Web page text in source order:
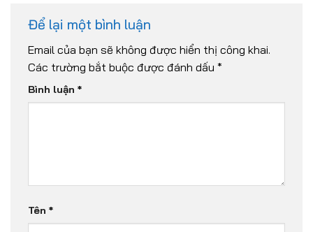
Để lại một bình luận
Email của bạn sẽ không được hiển thị công khai.
Các trường bắt buộc được đánh dấu *
Bình luận *
Tên *